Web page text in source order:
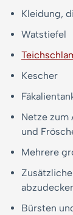
Kleidung,
Watstiefel
Kescher
Netze zum
und
Mehrere
Bürsten